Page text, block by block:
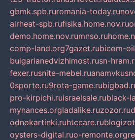
gbmk.spb.ruromania-today.ru
airheat-spb.rufisika.home.nov.ru
demo.home.nov.rumnso.ru
comp-land.org7gazet.rubicom-
bulgarianedvizhimost.rusn-
fexer.rusnite-mebel.ru
0sporte.ru9rota-game.ru
pro-kirpichi.ruisraelsale.rublack-
mynances.orgladalike.ruzozor.ru
odnokartinki.ruhtccare.ru
oysters-digital.ruo-remonte.org